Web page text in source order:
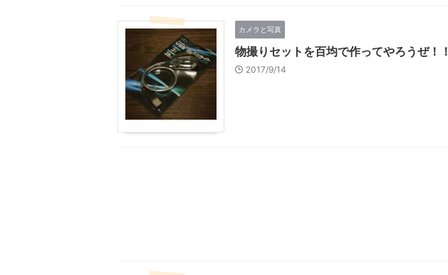
カメラと写真
物撮りセットを百均で作ってやろうぜ！！
2017/9/14